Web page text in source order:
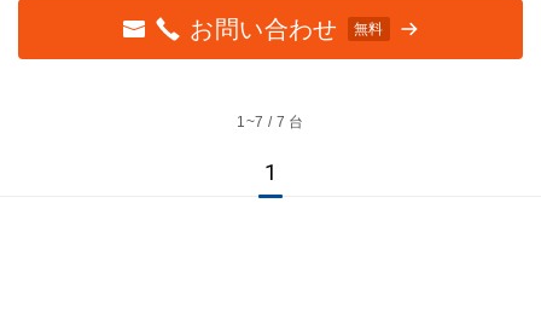
お問い合わせ 無料
1~7 / 7 台
1